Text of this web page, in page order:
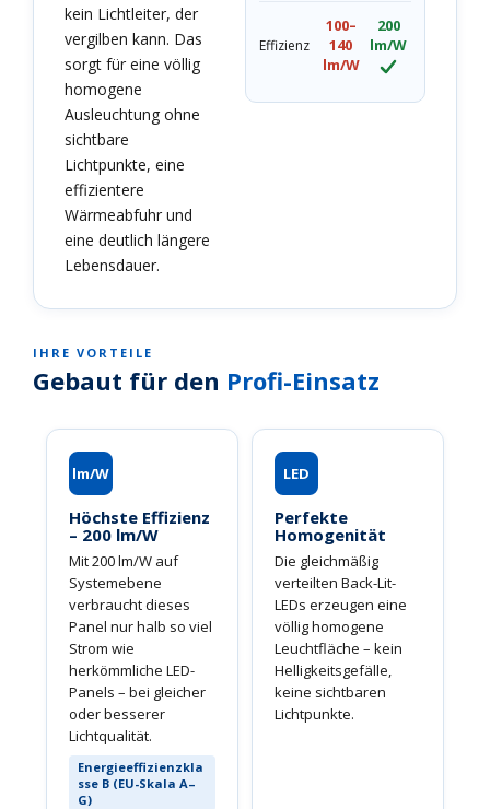
kein Lichtleiter, der
vergilben kann. Das
sorgt für eine völlig
homogene
Ausleuchtung ohne
sichtbare
Lichtpunkte, eine
effizientere
Wärmeabfuhr und
eine deutlich längere
Lebensdauer.
Effizienz
100–
140
lm/W
200
lm/W
IHRE VORTEILE
Gebaut für den Profi-Einsatz
lm/W
Höchste Effizienz
– 200 lm/W
Mit 200 lm/W auf
Systemebene
verbraucht dieses
Panel nur halb so viel
Strom wie
herkömmliche LED-
Panels – bei gleicher
oder besserer
Lichtqualität.
Energieeffizienzkla
sse B (EU-Skala A–
G)
LED
Perfekte
Homogenität
Die gleichmäßig
verteilten Back-Lit-
LEDs erzeugen eine
völlig homogene
Leuchtfläche – kein
Helligkeitsgefälle,
keine sichtbaren
Lichtpunkte.